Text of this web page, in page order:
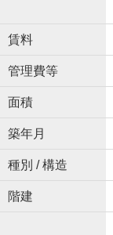
賃料
管理費等
面積
築年月
種別 / 構造
階建